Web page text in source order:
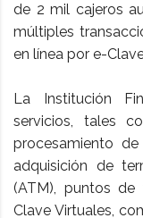
de 2 mil cajeros
múltiples
en línea por e-
La Institución
servicios, tales
procesamiento
adquisición de
(ATM), puntos de
Clave Virtuales,